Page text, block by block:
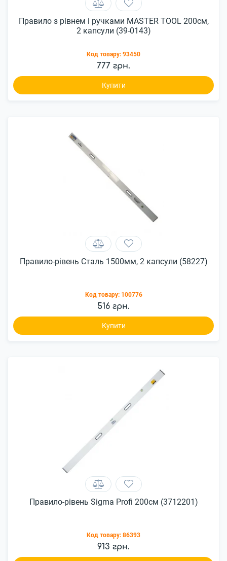
Правило з рівнем і ручками MASTER TOOL 200см,
2 капсули (39-0143)
Код товару: 93450
777 грн.
Купити
Правило-рівень Сталь 1500мм, 2 капсули (58227)
Код товару: 100776
516 грн.
Купити
Правило-рівень Sigma Profi 200см (3712201)
Код товару: 86393
913 грн.